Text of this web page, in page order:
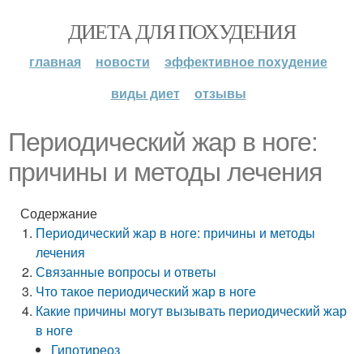
ДИЕТА ДЛЯ ПОХУДЕНИЯ
главная новости
эффективное похудение
виды диет
отзывы
Периодический жар в ноге:
причины и методы лечения
Содержание
Периодический жар в ноге: причины и методы
лечения
Связанные вопросы и ответы
Что такое периодический жар в ноге
Какие причины могут вызывать периодический жар
в ноге
Гипотиреоз